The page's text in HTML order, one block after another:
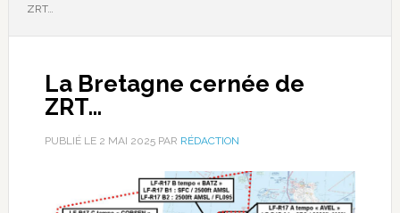
ZRT…
La Bretagne cernée de
ZRT…
PUBLIÉ LE 2 MAI 2025PAR RÉDACTION